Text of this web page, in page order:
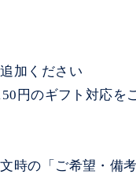
加ください
円のギフト対応を
時の「ご希望・備